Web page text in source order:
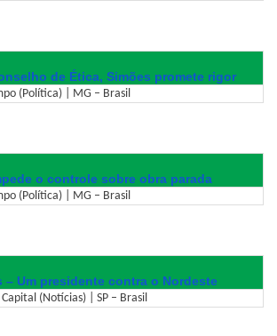
de Ética, Simões promete rigor
(Política) | MG – Brasil
o controle sobre obra parada
(Política) | MG – Brasil
– Um presidente contra o Nordeste
(Notícias) | SP – Brasil